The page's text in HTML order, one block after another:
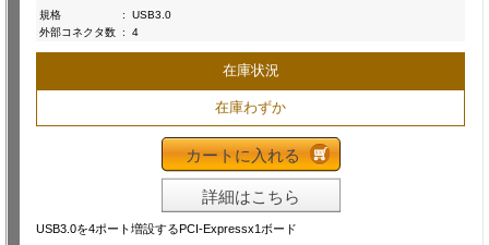
規格
:
USB3.0
外部コネクタ数 : 4
在庫状況
在庫わずか
カートに入れる
詳細はこちら
USB3.0を4ポート増設するPCI-Expressx1ボード